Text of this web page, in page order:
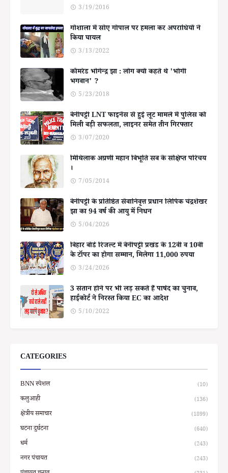
3/19/2016
गोशाला में सोए गोपाल पर हमला कर अपराधियों ने
किया घायल
3/13/2022
कॉमरेड भोगेन्द्र झा : लोग क्यों कहते थे 'भोगी
भगवान' ?
5/23/2018
बेनीपट्टी LNT फाइनेंस से हुई लूट मामले में पुलिस को
मिली बड़ी सफलता, लाइनर समेत तीन गिरफ्तार
3/07/2020
मिथिलाक अग्रणी महान बिभूति सब के संक्षिप्त परिचय
।
7/05/2014
बेनीपट्टी के प्रतिष्ठित सेवानिवृत्त प्रधान लिपिक चंद्रशेखर
झा का 94 वर्ष की आयु में निधन
5/04/2026
बिहार बोर्ड रिजल्ट में बेनीपट्टी प्रखंड के 12वीं व 10वीं
के टॉपर का होगा सम्मान, मिलेगा 11,000 रुपया
3/24/2026
3 संतान होने पर भी लड़ सकते हैं पार्षद का चुनाव,
हाईकोर्ट ने निरस्त किया EC का आदेश
5/10/2022
CATEGORIES
BNN स्पेशल (10)
कलुआही (136)
क्षेत्रीय समाचार (1899)
घटना दुर्घटना (640)
धर्म (243)
नगर पंचायत (243)